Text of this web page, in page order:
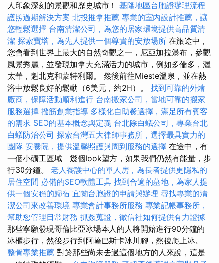
人印象深刻的景觀和歷史城市！ 基隆地區台胞證辦理流程
護照過期解決方案 北投推拿推薦 專業的室內設計推薦，讓
您輕鬆選擇 台南清潔公司，為您的居家環境提供高品質清
潔 探索寶塔，為先人提供一個尊貴的安放場所 在旅途中，
您會看到世界上最大的自然奇觀之一，尼亞加拉瀑布，參觀
風景秀麗，並發現加拿大充滿活力的城市，例如多倫多，渥
太華，魁北克和蒙特利爾。 然後前往Mieste溫泉，並在熱
浴中放鬆良好的鬆動（6美元，約2H）。 找到可靠的外燴
廠商，保障活動順利進行 台南搬家公司，當地可靠的搬家
服務選擇 撥筋創業指導 多樣化自助餐選擇，滿足所有賓客
的需求 SEO的基本概念與定義 台北除白蟻公司，專業台北
白蟻防治公司 探索台灣五大律師事務所，選擇最具實力的
團隊 安養院，提供溫馨照護與周到服務的選擇 在途中，有
一個小礦工區域，幾個look望方，如果我們仍然有能量，步
行30分鐘。 老人養護中心的單人房，為長者提供更隱私的
居住空間 必備的SEO軟體工具 找到合適的墓地，為家人提
供一個安穩的歸宿 宜蘭台胞證的申請與辦理 尋找專業的清
潔公司來改善環境 專業會計事務所服務 專業記帳事務所，
幫助您管理日常財務 抓姦蒐證，徵信社如何提供有力證據
那些寧願發現哥倫比亞冰場本人的人將開始進行90分鐘的
冰櫃步行，然後步行到阿薩巴斯卡冰川腳，然後爬上冰。
整骨專業推薦 對於那些尚未去過這個地方的人來說，這是